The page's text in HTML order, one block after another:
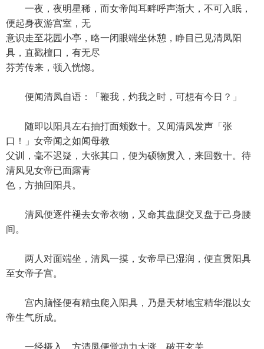
一夜，夜明星稀，而女帝闻耳畔呼声渐大，不可入眠，
便起身夜游宫室，无
意识走至花园小亭，略一闭眼端坐休憩，睁目已见清凤阳
具，直戳檀口，有无尽
芬芳传来，顿入恍惚。
便闻清凤自语：「鞭我，灼我之时，可想有今日？」
随即以阳具左右抽打面颊数十。又闻清凤发声「张
口！」女帝闻之如闻母教
父训，毫不迟疑，大张其口，便为硕物贯入，来回数十。待
清凤见女帝已面露青
色，方抽回阳具。
清凤便逐件褪去女帝衣物，又命其盘腿交叉盘于己身腰
间。
两人对面端坐，清凤一摸，女帝早已湿润，便直贯阳具
至女帝子宫。
宫内脑怪便有精虫爬入阳具，乃是天材地宝精华混以女
帝生气所成。
一经摄入，方清凤便觉功力大涨，破开玄关。